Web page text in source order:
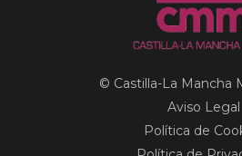
© Castilla-La Mancha
Aviso Legal
Política de